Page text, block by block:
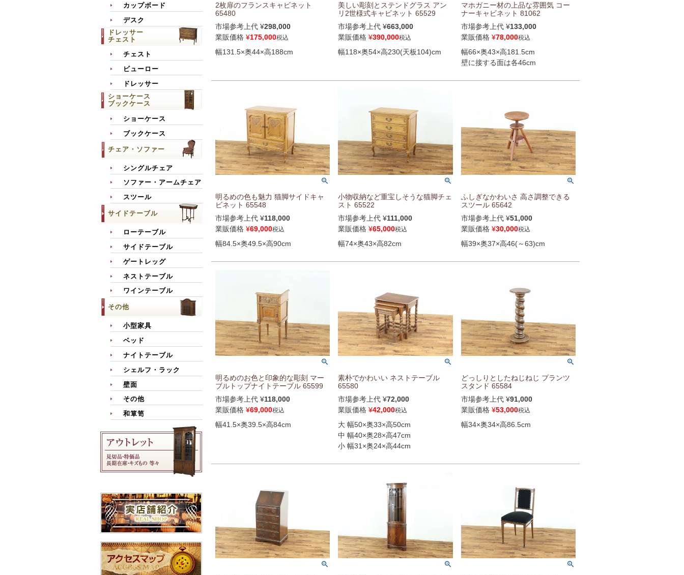
カップボード
デスク
ドレッサー
チェスト
チェスト
ビューロー
ドレッサー
ショーケース
ブックケース
ショーケース
ブックケース
チェア・ソファー
シングルチェア
ソファー・アームチェア
スツール
サイドテーブル
ローテーブル
サイドテーブル
ゲートレッグ
ネストテーブル
ワインテーブル
その他
小型家具
ベッド
ナイトテーブル
シェルフ・ラック
壁面
その他
和箪笥
2枚扉のフランスキャビネット
65480
市場参考上代 ¥298,000
業販価格 ¥175,000税込
幅131.5×奥44×高188cm
美しい彫刻とステンドグラス アン
リ2世様式キャビネット 65529
市場参考上代 ¥663,000
業販価格 ¥390,000税込
幅118×奥54×高230(天板104)cm
マホガニー材の上品な雰囲気 コー
ナーキャビネット 81062
市場参考上代 ¥133,000
業販価格 ¥78,000税込
幅66×奥43×高181.5cm
壁に接する面は各46cm
明るめの色も魅力 猫脚サイドキャ
ビネット 65548
市場参考上代 ¥118,000
業販価格 ¥69,000税込
幅84.5×奥49.5×高90cm
小物収納など重宝しそうな猫脚チェ
スト 65522
市場参考上代 ¥111,000
業販価格 ¥65,000税込
幅74×奥43×高82cm
ふしぎなかわいさ 高さ調整できる
スツール 65642
市場参考上代 ¥51,000
業販価格 ¥30,000税込
幅39×奥37×高46(～63)cm
明るめのお色と印象的な彫刻 マー
ブルトップナイトテーブル 65599
市場参考上代 ¥118,000
業販価格 ¥69,000税込
幅41.5×奥39.5×高84cm
素朴でかわいい ネストテーブル
65580
市場参考上代 ¥72,000
業販価格 ¥42,000税込
大 幅50×奥33×高50cm
中 幅40×奥28×高47cm
小 幅31×奥24×高44cm
どっしりとしたねじねじ プランツ
スタンド 65584
市場参考上代 ¥91,000
業販価格 ¥53,000税込
幅34×奥34×高86.5cm